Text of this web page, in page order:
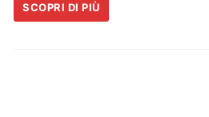
SCOPRI DI PIÙ